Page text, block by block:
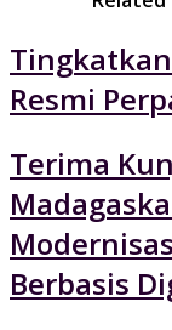
Tingkatkan
Resmi
Terima
Berbasis